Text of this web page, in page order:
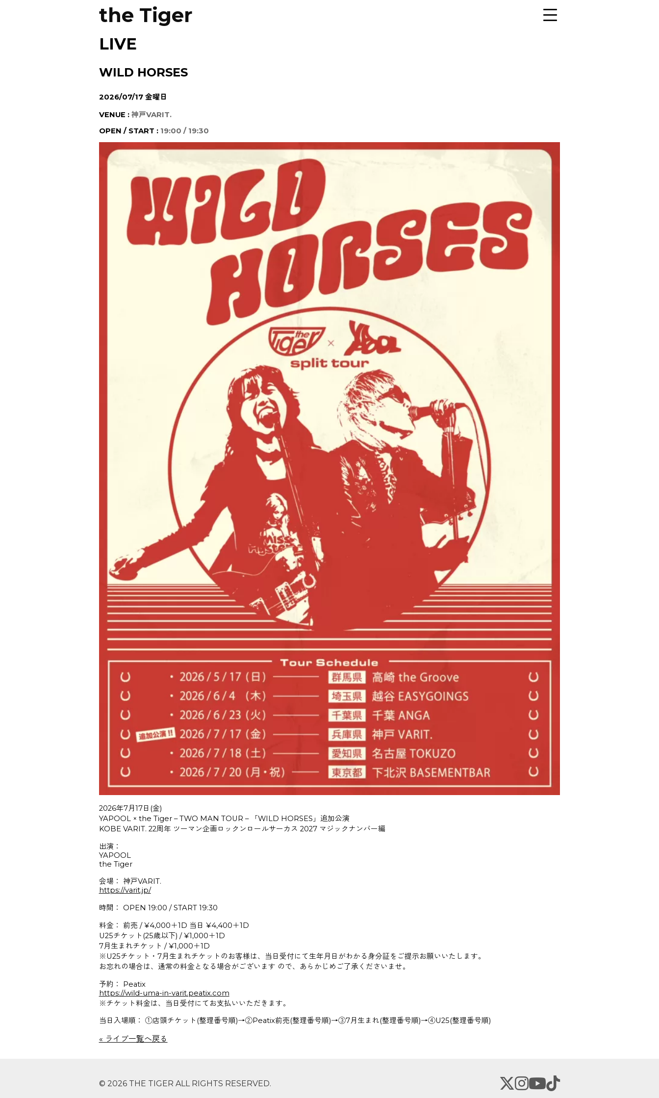
the Tiger
LIVE
WILD HORSES
2026/07/17 金曜日
VENUE : 神戸VARIT.
OPEN / START : 19:00 / 19:30
2026年7月17日(金)
YAPOOL × the Tiger – TWO MAN TOUR – 「WILD HORSES」追加公演
KOBE VARIT. 22周年 ツーマン企画ロックンロールサーカス 2027 マジックナンバー編
出演：
YAPOOL
the Tiger
会場： 神戸VARIT.
https://varit.jp/
時間： OPEN 19:00 / START 19:30
料金： 前売 / ¥4,000＋1D 当日 ¥4,400＋1D
U25チケット(25歳以下) / ¥1,000＋1D
7月生まれチケット / ¥1,000＋1D
※U25チケット・7月生まれチケットのお客様は、当日受付にて生年月日がわかる身分証をご提示お願いいたします。
お忘れの場合は、通常の料金となる場合がございます ので、あらかじめご了承くださいませ。
予約： Peatix
https://wild-uma-in-varit.peatix.com
※チケット料金は、当日受付にてお支払いいただきます。
当日入場順： ①店頭チケット(整理番号順)→②Peatix前売(整理番号順)→③7月生まれ(整理番号順)→④U25(整理番号順)
« ライブ一覧へ戻る
© 2026 THE TIGER ALL RIGHTS RESERVED.